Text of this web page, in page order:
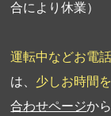
合により休業）
運転中などお電
は、 少しお時間
合わせページか